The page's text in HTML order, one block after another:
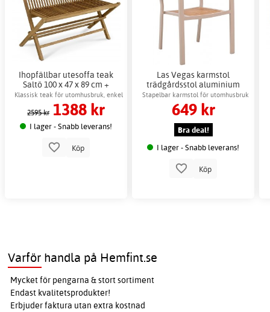
Ihopfällbar utesoffa teak
Saltö 100 x 47 x 89 cm +
Möbelvård
Klassisk teak för utomhusbruk, enkel
att fälla ihop
2595 kr 1388 kr
I lager - Snabb leverans!
Köp
Las Vegas karmstol
trädgårdsstol aluminium
beige ek
Stapelbar karmstol för utomhusbruk
649 kr
Bra deal!
I lager - Snabb leverans!
Köp
Varför handla på Hemfint.se
Mycket för pengarna & stort sortiment
Endast kvalitetsprodukter!
Erbjuder faktura utan extra kostnad